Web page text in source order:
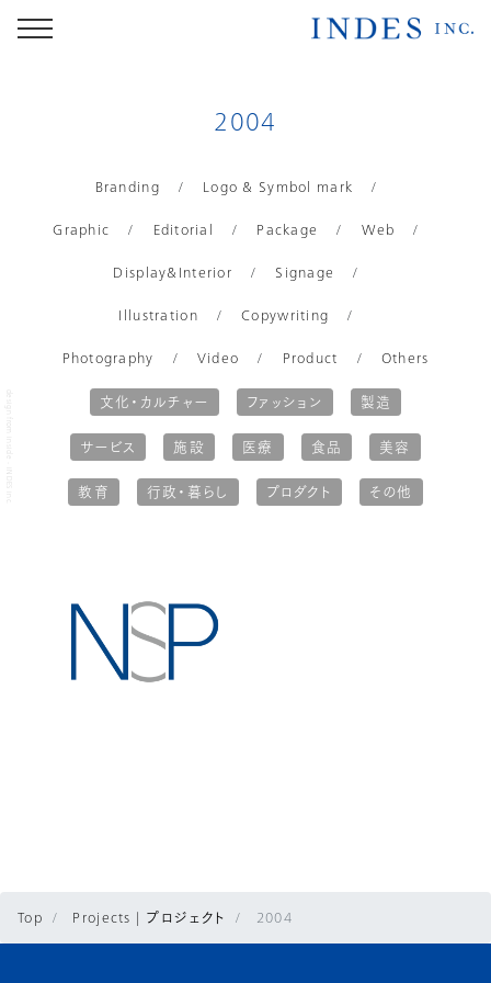
design from inside - INDES inc.
2004
Branding
Logo & Symbol mark
Graphic
Editorial Package
Web
Display&Interior
Signage
Illustration
Copywriting
Photography
Video Product
Others
文化・カルチャー
ファッション
製造
サービス
施設 医療 食品
美容
教育
行政・暮らし プロダクト その他
Top Projects | プロジェクト 2004